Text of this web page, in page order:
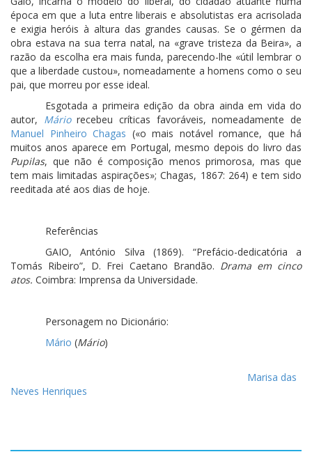
época em que a luta entre liberais e absolutistas era acrisolada
e exigia heróis à altura das grandes causas. Se o gérmen da
obra estava na sua terra natal, na «grave tristeza da Beira», a
razão da escolha era mais funda, parecendo-lhe «útil lembrar o
que a liberdade custou», nomeadamente a homens como o seu
pai, que morreu por esse ideal.
Esgotada a primeira edição da obra ainda em vida do
autor, Máriorecebeu críticas favoráveis, nomeadamente de
Manuel Pinheiro Chagas («o mais notável romance, que há
muitos anos aparece em Portugal, mesmo depois do livro das
Pupilas, que não é composição menos primorosa, mas que
tem mais limitadas aspirações»; Chagas, 1867: 264) e tem sido
reeditada até aos dias de hoje.
Referências
GAIO, António Silva (1869). “Prefácio-dedicatória a
Tomás Ribeiro”, D. Frei Caetano Brandão. Drama em cinco
atos. Coimbra: Imprensa da Universidade.
Personagem no Dicionário:
Mário (Mário)
Marisa das
Neves Henriques